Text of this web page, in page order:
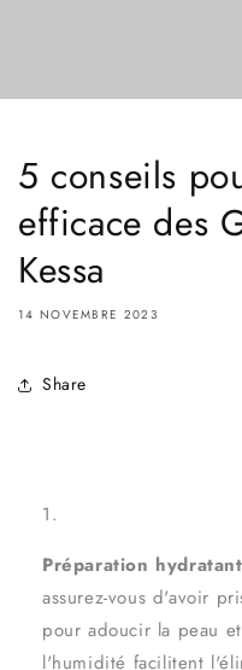
5 conseils
efficace des
Kessa
14 NOVEMBRE 2023
Share
Préparation
assurez-vous d'avoir
pour adoucir la peau
l'humidité facilitent